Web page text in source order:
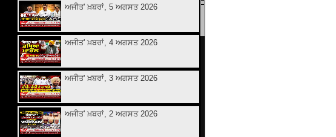
ਅਜੀਤ' ਖ਼ਬਰਾਂ, 5 ਅਗਸਤ 2026
ਅਜੀਤ' ਖ਼ਬਰਾਂ, 4 ਅਗਸਤ 2026
ਅਜੀਤ' ਖ਼ਬਰਾਂ, 3 ਅਗਸਤ 2026
ਅਜੀਤ' ਖ਼ਬਰਾਂ, 2 ਅਗਸਤ 2026